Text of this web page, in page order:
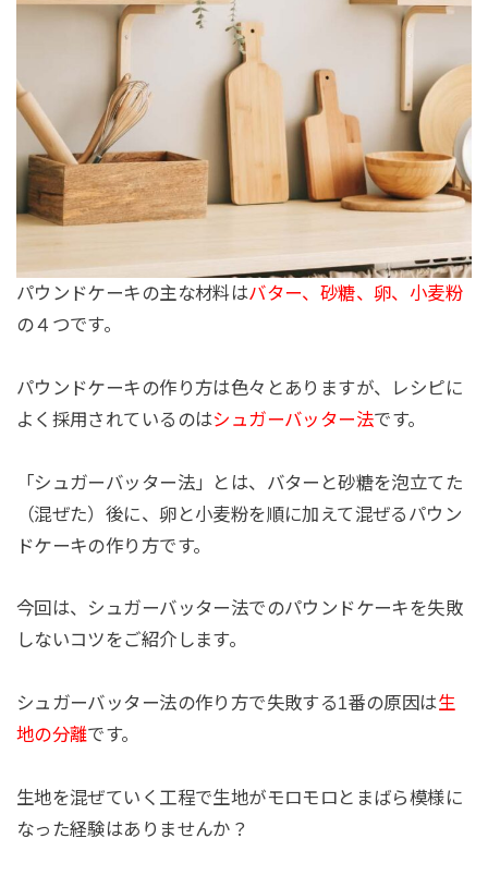
パウンドケーキの主な材料はバター、砂糖、卵、小麦粉
の４つです。
パウンドケーキの作り方は色々とありますが、レシピに
よく採用されているのはシュガーバッター法です。
「シュガーバッター法」とは、バターと砂糖を泡立てた
（混ぜた）後に、卵と小麦粉を順に加えて混ぜるパウン
ドケーキの作り方です。
今回は、シュガーバッター法でのパウンドケーキを失敗
しないコツをご紹介します。
シュガーバッター法の作り方で失敗する1番の原因は生
地の分離です。
生地を混ぜていく工程で生地がモロモロとまばら模様に
なった経験はありませんか？